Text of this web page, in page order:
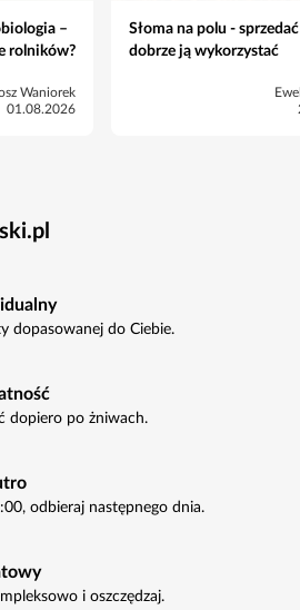
–
rolników?
Waniorek
01.08.2026
Słoma na polu -
dobrze ją wykorzystać
dopasowanej do Ciebie.
dopiero po żniwach.
odbieraj następnego dnia.
i oszczędzaj.